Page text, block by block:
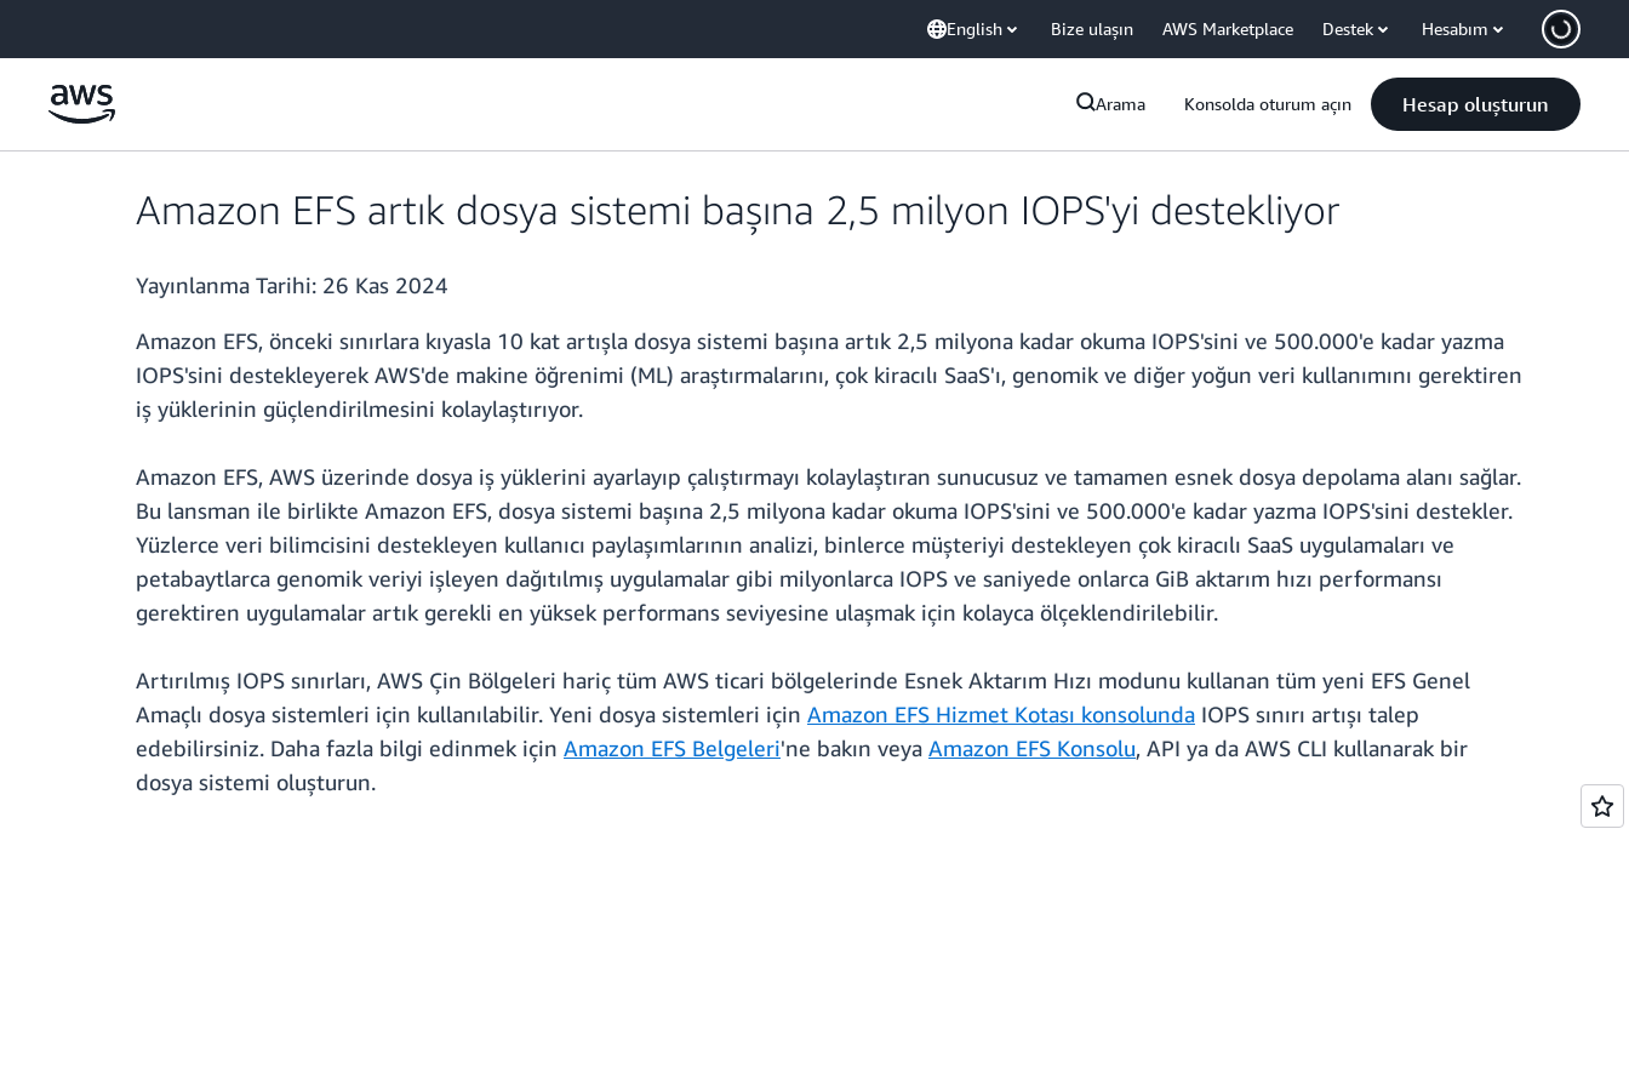
English Bize ulaşın AWS Marketplace Destek Hesabım
Arama Konsolda oturum açın Hesap oluşturun
Amazon EFS artık dosya sistemi başına 2,5 milyon IOPS'yi destekliyor
Yayınlanma Tarihi: 26 Kas 2024
Amazon EFS, önceki sınırlara kıyasla 10 kat artışla dosya sistemi başına artık 2,5 milyona kadar okuma IOPS'sini ve 500.000'e kadar yazma
IOPS'sini destekleyerek AWS'de makine öğrenimi (ML) araştırmalarını, çok kiracılı SaaS'ı, genomik ve diğer yoğun veri kullanımını gerektiren
iş yüklerinin güçlendirilmesini kolaylaştırıyor.
Amazon EFS, AWS üzerinde dosya iş yüklerini ayarlayıp çalıştırmayı kolaylaştıran sunucusuz ve tamamen esnek dosya depolama alanı sağlar.
Bu lansman ile birlikte Amazon EFS, dosya sistemi başına 2,5 milyona kadar okuma IOPS'sini ve 500.000'e kadar yazma IOPS'sini destekler.
Yüzlerce veri bilimcisini destekleyen kullanıcı paylaşımlarının analizi, binlerce müşteriyi destekleyen çok kiracılı SaaS uygulamaları ve
petabaytlarca genomik veriyi işleyen dağıtılmış uygulamalar gibi milyonlarca IOPS ve saniyede onlarca GiB aktarım hızı performansı
gerektiren uygulamalar artık gerekli en yüksek performans seviyesine ulaşmak için kolayca ölçeklendirilebilir.
Artırılmış IOPS sınırları, AWS Çin Bölgeleri hariç tüm AWS ticari bölgelerinde Esnek Aktarım Hızı modunu kullanan tüm yeni EFS Genel
Amaçlı dosya sistemleri için kullanılabilir. Yeni dosya sistemleri için Amazon EFS Hizmet Kotası konsolunda IOPS sınırı artışı talep
edebilirsiniz. Daha fazla bilgi edinmek için Amazon EFS Belgeleri'ne bakın veya Amazon EFS Konsolu, API ya da AWS CLI kullanarak bir
dosya sistemi oluşturun.